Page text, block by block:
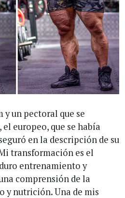
y un pectoral que se
europeo, que se había
en la descripción de su
transformación es el
entrenamiento y
comprensión de la
y nutrición. Una de mis